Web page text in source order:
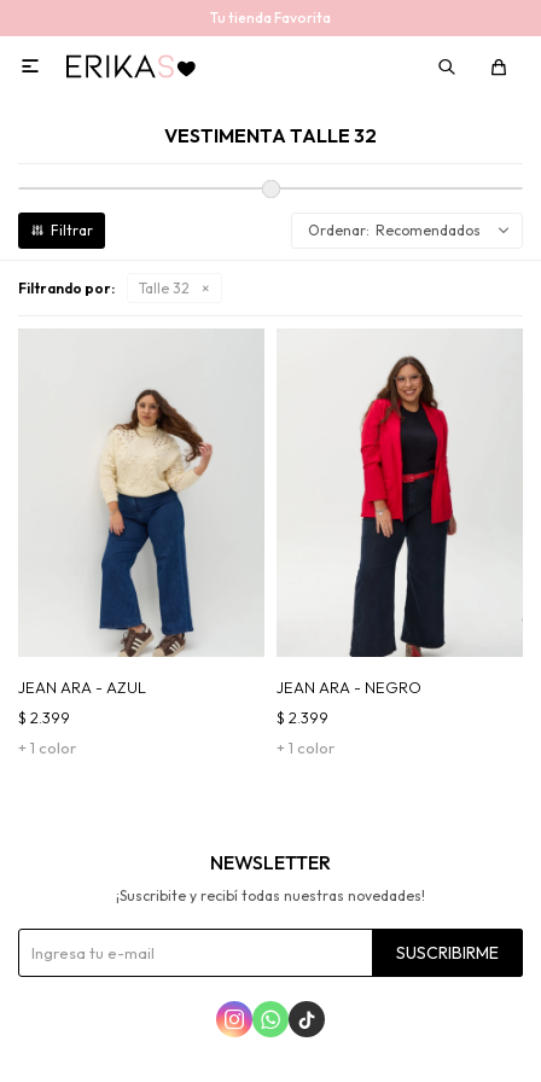
Tu tienda Favorita

VESTIMENTA TALLE 32
Recomendados
Filtrando por: Talle 32
JEAN ARA - AZUL
+ 1 color
$ 2.399
JEAN ARA - NEGRO
+ 1 color
$ 2.399
NEWSLETTER
¡Suscribite y recibí todas nuestras novedades!
SUSCRIBIRME
  